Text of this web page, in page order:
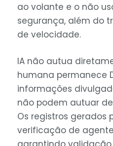
ao volante e o não
segurança, além do
de velocidade.
IA não autua
humana permanece
informações
não podem autuar
Os registros gerados
verificação de